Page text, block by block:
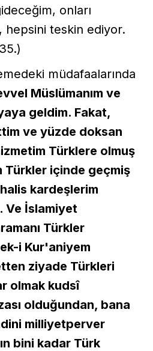
onları
teskin ediyor.
müdafaalarında
Müslümanım ve
geldim. Fakat,
ve yüzde doksan
Türklere olmuş
Türkler içinde geçmiş
kardeşlerim
Ve İslamiyet
Türkler
i Kur'aniyem
ziyade Türkleri
olmak kudsî
olduğundan, bana
milliyetperver
bini kadar Türk